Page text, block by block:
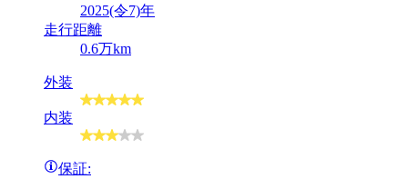
2025(令7)年
走行距離
0.6万km
外装
内装
保証: